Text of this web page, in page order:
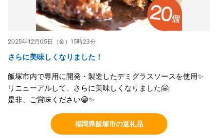
2025年12月05日（金）15時23分
さらに美味しくなりました！
飯塚市内で専用に開発・製造したデミグラスソースを使用✨
リニューアルして、さらに美味しくなりました🤗
是非、ご賞味ください😁✨
福岡県飯塚市の返礼品